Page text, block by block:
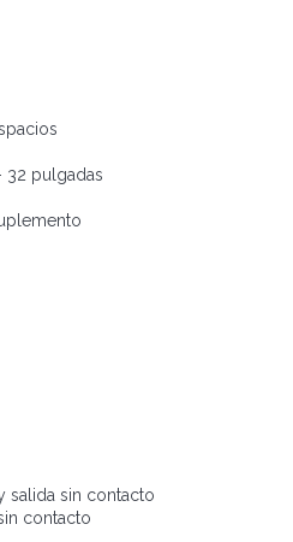
32 pulgadas
salida sin contacto
contacto